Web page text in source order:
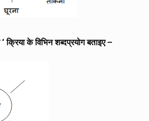
क्रिया के विभिन शब्दप्रयोग बताइए –